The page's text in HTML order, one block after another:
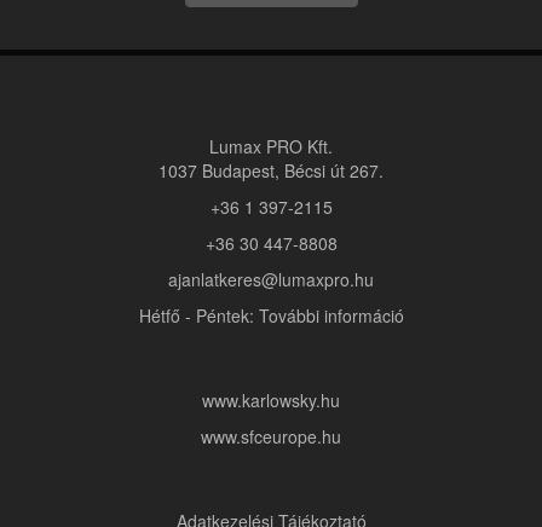
Lumax PRO Kft.
1037 Budapest, Bécsi út 267.
+36 1 397-2115
+36 30 447-8808
ajanlatkeres@lumaxpro.hu
Hétfő - Péntek: További információ
www.karlowsky.hu
www.sfceurope.hu
Adatkezelési Tájékoztató